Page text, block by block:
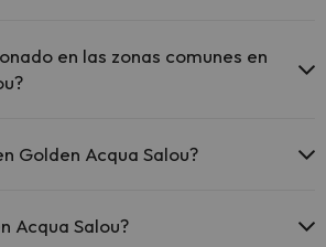
en las zonas comunes en
Golden Acqua Salou?
Acqua Salou?